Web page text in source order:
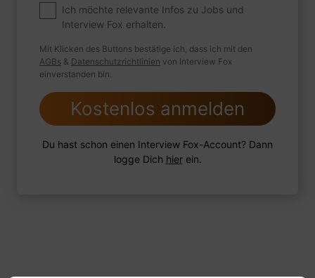
Wie sind Sie mit einer Situation
umgegangen, in der Sie einen
leistungsschwachen Mitarbeiter hatten?
Ich möchte relevante Infos zu Jobs und
Interview Fox erhalten.
Mit Klicken des Buttons bestätige ich, dass ich mit den
AGBs & Datenschutzrichtlinien von Interview Fox
einverstanden bin.
Kostenlos anmelden
Du hast schon einen Interview Fox-Account? Dann
logge Dich hierein.